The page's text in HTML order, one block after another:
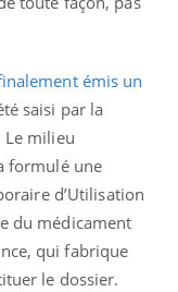
émis un
saisi par la
Le milieu
formulé une
d’Utilisation
du médicament
qui fabrique
le dossier.